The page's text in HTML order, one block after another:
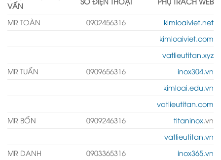
VẤN
MR TOÀN 0902456316
kimloaiviet.net
kimloaiviet.com
vatlieutitan.xyz
MR TUẤN
0909656316
inox304.vn
kimloai.edu.vn
vatlieutitan.com
MR BỐN
0909246316 titaninox.vn
vatlieutitan.vn
MR DANH
0903365316
inox365.vn